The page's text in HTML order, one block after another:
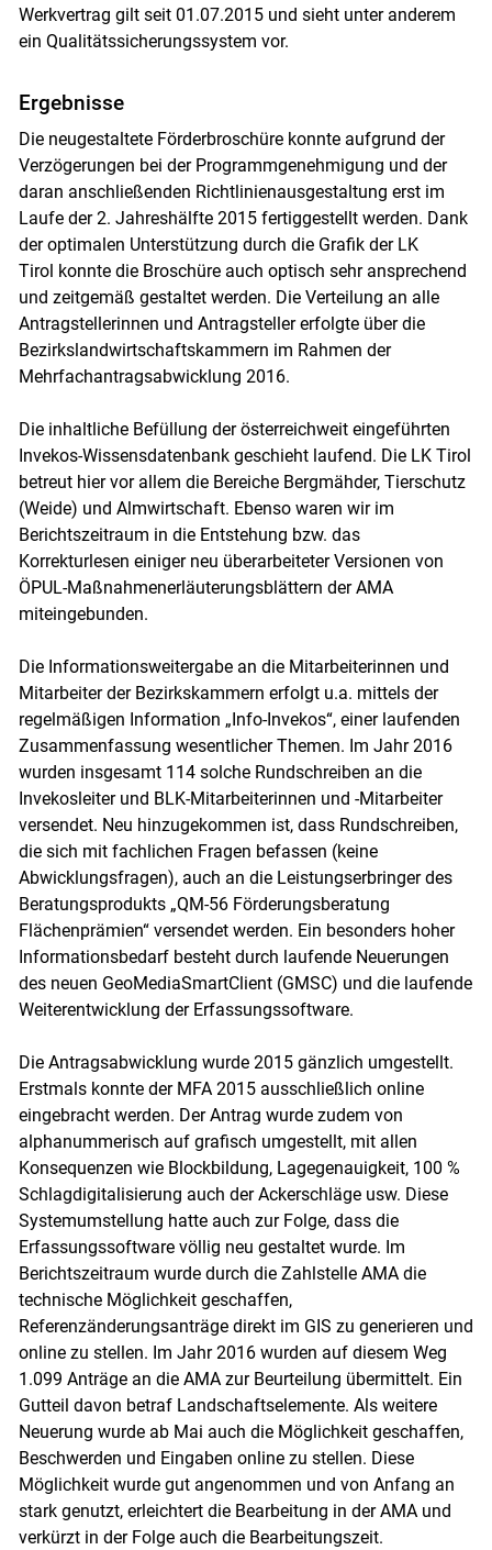
Werkvertrag gilt seit 01.07.2015 und sieht unter anderem
ein Qualitätssicherungssystem vor.
Ergebnisse
Die neugestaltete Förderbroschüre konnte aufgrund der
Verzögerungen bei der Programmgenehmigung und der
daran anschließenden Richtlinienausgestaltung erst im
Laufe der 2. Jahreshälfte 2015 fertiggestellt werden. Dank
der optimalen Unterstützung durch die Grafik der LK
Tirol konnte die Broschüre auch optisch sehr ansprechend
und zeitgemäß gestaltet werden. Die Verteilung an alle
Antragstellerinnen und Antragsteller erfolgte über die
Bezirkslandwirtschaftskammern im Rahmen der
Mehrfachantragsabwicklung 2016.
Die inhaltliche Befüllung der österreichweit eingeführten
Invekos-Wissensdatenbank geschieht laufend. Die LK Tirol
betreut hier vor allem die Bereiche Bergmähder, Tierschutz
(Weide) und Almwirtschaft. Ebenso waren wir im
Berichtszeitraum in die Entstehung bzw. das
Korrekturlesen einiger neu überarbeiteter Versionen von
ÖPUL-Maßnahmenerläuterungsblättern der AMA
miteingebunden.
Die Informationsweitergabe an die Mitarbeiterinnen und
Mitarbeiter der Bezirkskammern erfolgt u.a. mittels der
regelmäßigen Information „Info-Invekos“, einer laufenden
Zusammenfassung wesentlicher Themen. Im Jahr 2016
wurden insgesamt 114 solche Rundschreiben an die
Invekosleiter und BLK-Mitarbeiterinnen und -Mitarbeiter
versendet. Neu hinzugekommen ist, dass Rundschreiben,
die sich mit fachlichen Fragen befassen (keine
Abwicklungsfragen), auch an die Leistungserbringer des
Beratungsprodukts „QM-56 Förderungsberatung
Flächenprämien“ versendet werden. Ein besonders hoher
Informationsbedarf besteht durch laufende Neuerungen
des neuen GeoMediaSmartClient (GMSC) und die laufende
Weiterentwicklung der Erfassungssoftware.
Die Antragsabwicklung wurde 2015 gänzlich umgestellt.
Erstmals konnte der MFA 2015 ausschließlich online
eingebracht werden. Der Antrag wurde zudem von
alphanummerisch auf grafisch umgestellt, mit allen
Konsequenzen wie Blockbildung, Lagegenauigkeit, 100 %
Schlagdigitalisierung auch der Ackerschläge usw. Diese
Systemumstellung hatte auch zur Folge, dass die
Erfassungssoftware völlig neu gestaltet wurde. Im
Berichtszeitraum wurde durch die Zahlstelle AMA die
technische Möglichkeit geschaffen,
Referenzänderungsanträge direkt im GIS zu generieren und
online zu stellen. Im Jahr 2016 wurden auf diesem Weg
1.099 Anträge an die AMA zur Beurteilung übermittelt. Ein
Gutteil davon betraf Landschaftselemente. Als weitere
Neuerung wurde ab Mai auch die Möglichkeit geschaffen,
Beschwerden und Eingaben online zu stellen. Diese
Möglichkeit wurde gut angenommen und von Anfang an
stark genutzt, erleichtert die Bearbeitung in der AMA und
verkürzt in der Folge auch die Bearbeitungszeit.